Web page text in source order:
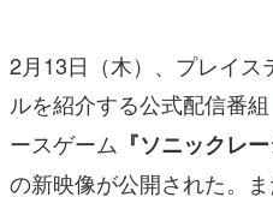
2月13日（木）、プレイス
ルを紹介する公式配信番組
ースゲーム 『ソニックレ
の新映像が公開された。